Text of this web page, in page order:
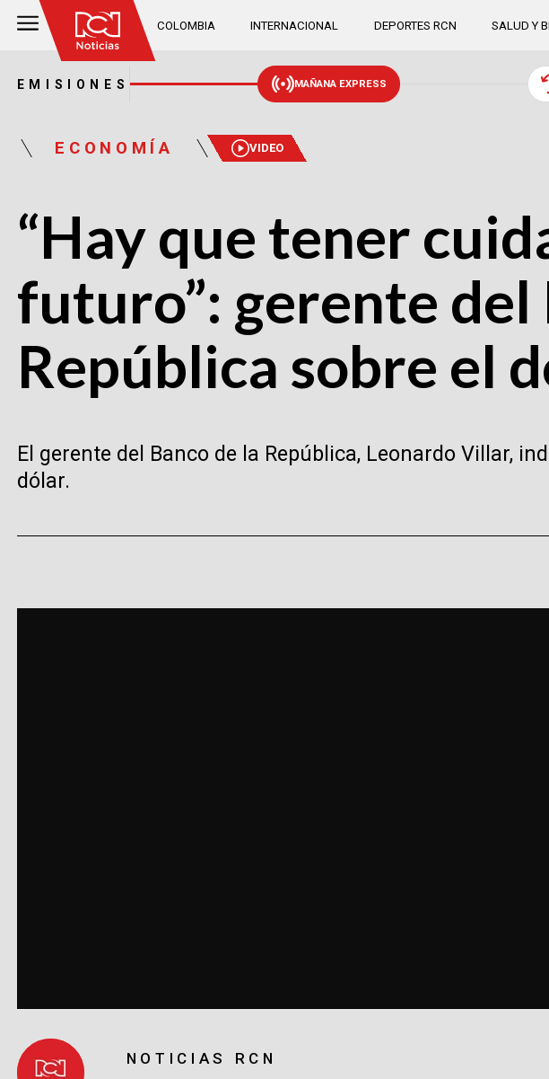
COLOMBIA INTERNACIONAL DEPORTES RCN SALUD Y
EMISIONES MAÑANA EXPRESS
ECONOMÍA VIDEO
“Hay que tener
futuro”: gerente del
República sobre el
El gerente del Banco de la República, Leonardo Villar,
dólar.
NOTICIAS RCN